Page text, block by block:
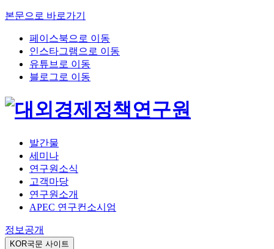
본문으로 바로가기
페이스북으로 이동
인스타그램으로 이동
유튜브로 이동
블로그로 이동
발간물
세미나
연구원소식
고객마당
연구원소개
APEC 연구컨소시엄
정보공개
KOR국문 사이트